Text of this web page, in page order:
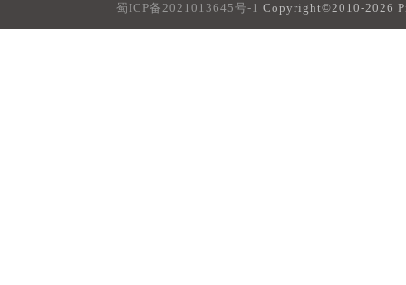
蜀ICP备2021013645号-1 Copyright©2010-2026